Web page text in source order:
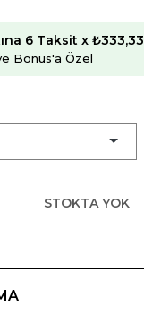
6 Taksit x ₺333,33
Bonus'a Özel
STOKTA YOK